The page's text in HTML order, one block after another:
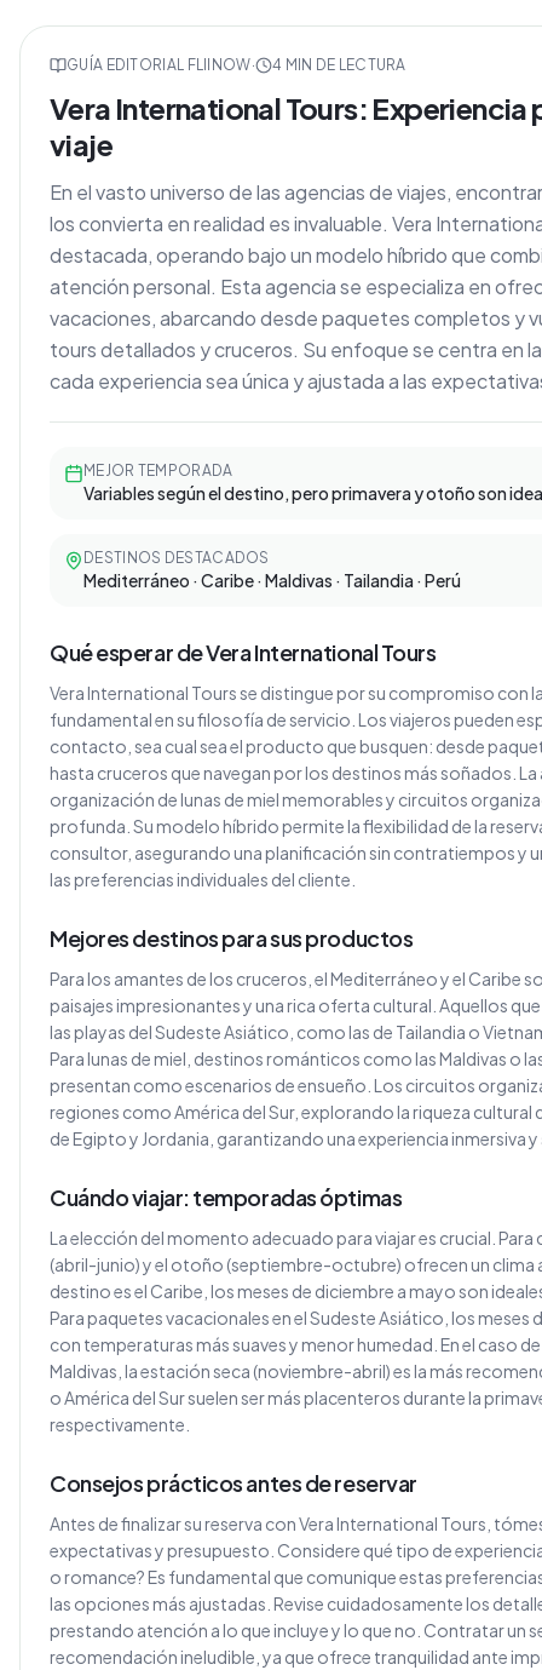
GUÍA EDITORIAL FLIINOW· 4 MIN DE LECTURA
Vera International Tours: Experiencia
viaje
En el vasto universo de las agencias de viajes,
los convierta en realidad es invaluable. Vera
destacada, operando bajo un modelo híbrido que
atención personal. Esta agencia se especializa en
vacaciones, abarcando desde paquetes completos y
tours detallados y cruceros. Su enfoque se centra en
cada experiencia sea única y ajustada a las
MEJOR TEMPORADA
Variables según el destino, pero primavera y otoño son
DESTINOS DESTACADOS
Mediterráneo · Caribe · Maldivas · Tailandia · Perú
Qué esperar de Vera International Tours
Vera International Tours se distingue por su compromiso con
fundamental en su filosofía de servicio. Los viajeros pueden
contacto, sea cual sea el producto que busquen: desde
hasta cruceros que navegan por los destinos más soñados.
organización de lunas de miel memorables y circuitos
profunda. Su modelo híbrido permite la flexibilidad de la
consultor, asegurando una planificación sin contratiempos y
las preferencias individuales del cliente.
Mejores destinos para sus productos
Para los amantes de los cruceros, el Mediterráneo y el Caribe
paisajes impresionantes y una rica oferta cultural. Aquellos
las playas del Sudeste Asiático, como las de Tailandia o
Para lunas de miel, destinos románticos como las Maldivas o
presentan como escenarios de ensueño. Los circuitos
regiones como América del Sur, explorando la riqueza
de Egipto y Jordania, garantizando una experiencia inmersiva
Cuándo viajar: temporadas óptimas
La elección del momento adecuado para viajar es crucial.
(abril-junio) y el otoño (septiembre-octubre) ofrecen un clima
destino es el Caribe, los meses de diciembre a mayo son
Para paquetes vacacionales en el Sudeste Asiático, los
con temperaturas más suaves y menor humedad. En el caso
Maldivas, la estación seca (noviembre-abril) es la más
o América del Sur suelen ser más placenteros durante la
respectivamente.
Consejos prácticos antes de reservar
Antes de finalizar su reserva con Vera International Tours,
expectativas y presupuesto. Considere qué tipo de
o romance? Es fundamental que comunique estas
las opciones más ajustadas. Revise cuidadosamente los
prestando atención a lo que incluye y lo que no. Contratar un
recomendación ineludible, ya que ofrece tranquilidad ante